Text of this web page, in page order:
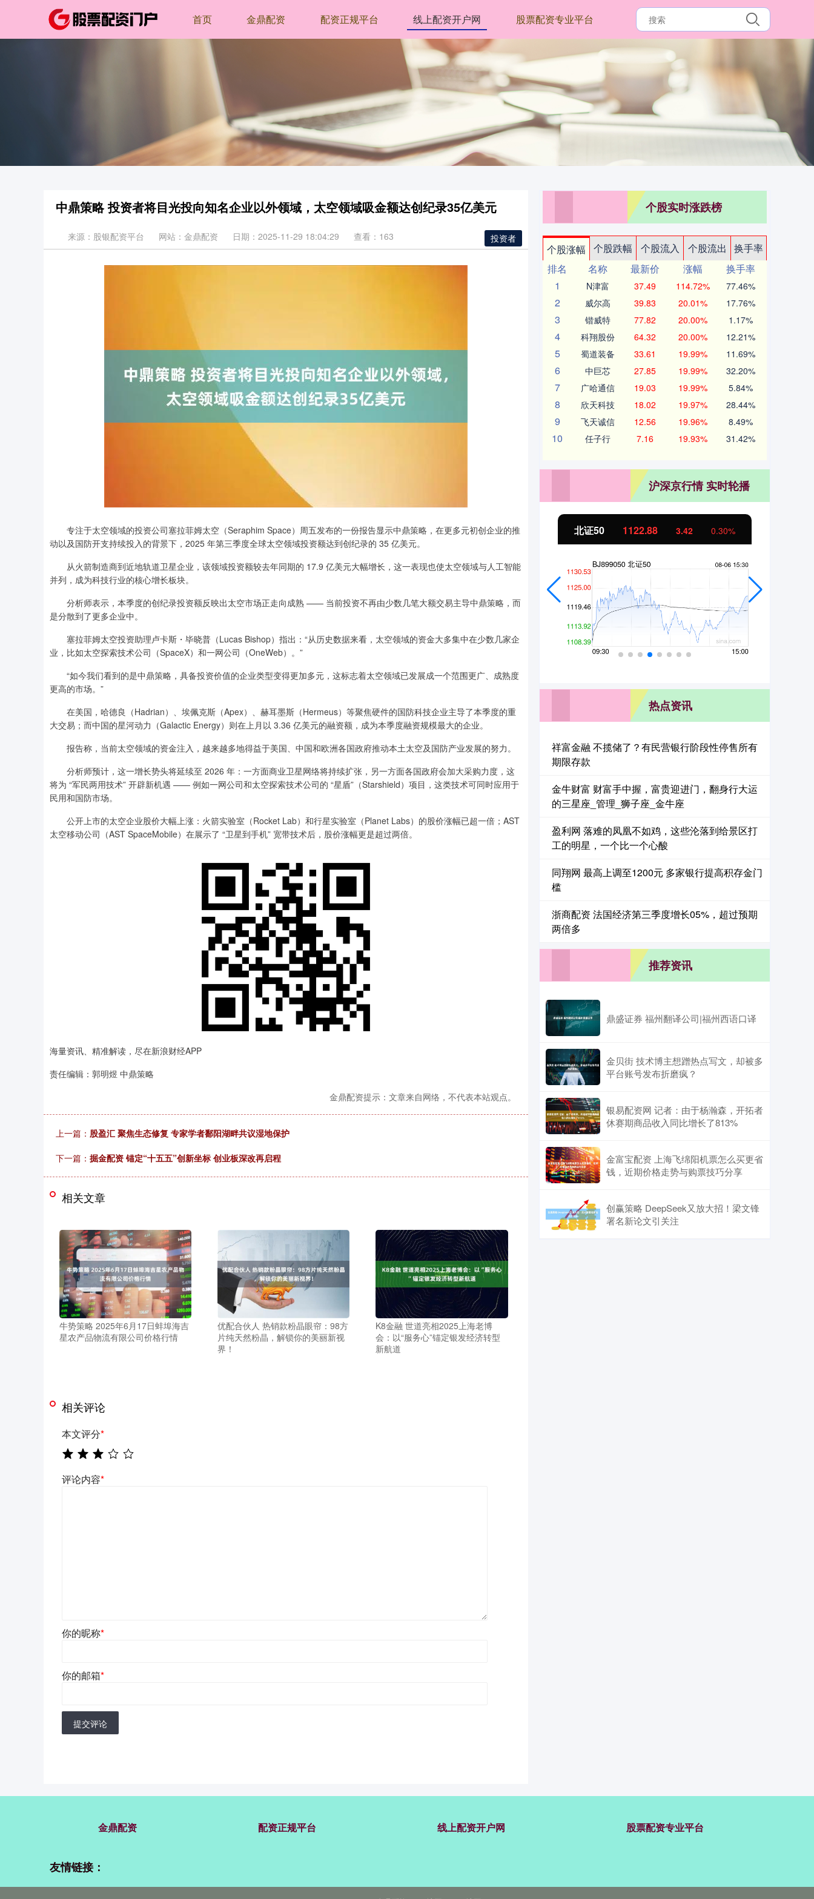
首页 金鼎配资 配资正规平台 线上配资开户网 股票配资专业平台
中鼎策略 投资者将目光投向知名企业以外领域，太空领域吸金额达创纪录35亿美元
投资者
来源：股银配资平台 网站：金鼎配资 日期：2025-11-29 18:04:29 查看：163
专注于太空领域的投资公司塞拉菲姆太空（Seraphim Space）周五发布的一份报告显示中鼎策略，在更多元初创企业的推
动以及国防开支持续投入的背景下，2025 年第三季度全球太空领域投资额达到创纪录的 35 亿美元。
从火箭制造商到近地轨道卫星企业，该领域投资额较去年同期的 17.9 亿美元大幅增长，这一表现也使太空领域与人工智能
并列，成为科技行业的核心增长板块。
分析师表示，本季度的创纪录投资额反映出太空市场正走向成熟 —— 当前投资不再由少数几笔大额交易主导中鼎策略，而
是分散到了更多企业中。
塞拉菲姆太空投资助理卢卡斯・毕晓普（Lucas Bishop）指出：“从历史数据来看，太空领域的资金大多集中在少数几家企
业，比如太空探索技术公司（SpaceX）和一网公司（OneWeb）。”
“如今我们看到的是中鼎策略，具备投资价值的企业类型变得更加多元，这标志着太空领域已发展成一个范围更广、成熟度
更高的市场。”
在美国，哈德良（Hadrian）、埃佩克斯（Apex）、赫耳墨斯（Hermeus）等聚焦硬件的国防科技企业主导了本季度的重
大交易；而中国的星河动力（Galactic Energy）则在上月以 3.36 亿美元的融资额，成为本季度融资规模最大的企业。
报告称，当前太空领域的资金注入，越来越多地得益于美国、中国和欧洲各国政府推动本土太空及国防产业发展的努力。
分析师预计，这一增长势头将延续至 2026 年：一方面商业卫星网络将持续扩张，另一方面各国政府会加大采购力度，这
将为 “军民两用技术” 开辟新机遇 —— 例如一网公司和太空探索技术公司的 “星盾”（Starshield）项目，这类技术可同时应用于
民用和国防市场。
公开上市的太空企业股价大幅上涨：火箭实验室（Rocket Lab）和行星实验室（Planet Labs）的股价涨幅已超一倍；AST
太空移动公司（AST SpaceMobile）在展示了 “卫星到手机” 宽带技术后，股价涨幅更是超过两倍。
海量资讯、精准解读，尽在新浪财经APP
责任编辑：郭明煜 中鼎策略
金鼎配资提示：文章来自网络，不代表本站观点。
上一篇： 股盈汇 聚焦生态修复 专家学者鄱阳湖畔共议湿地保护
下一篇： 掘金配资 锚定“十五五”创新坐标 创业板深改再启程
相关文章
牛势策略 2025年6月17日蚌埠海吉
星农产品物流有限公司价格行情
优配合伙人 热销款粉晶眼帘：98方
片纯天然粉晶，解锁你的美丽新视
界！
K8金融 世道亮相2025上海老博
会：以“服务心”锚定银发经济转型
新航道
相关评论
本文评分*
评论内容*
你的昵称*
你的邮箱*
提交评论
个股实时涨跌榜
个股涨幅 个股跌幅 个股流入 个股流出
换手率
排名
名称 最新价 涨幅
换手率
1
N津富 37.49 114.72% 77.46%
2 威尔高 39.83 20.01% 17.76%
3 锴威特 77.82 20.00% 1.17%
4 科翔股份 64.32 20.00% 12.21%
5 蜀道装备 33.61 19.99% 11.69%
6 中巨芯 27.85 19.99% 32.20%
7 广哈通信 19.03 19.99% 5.84%
8 欣天科技 18.02 19.97% 28.44%
9 飞天诚信 12.56 19.96% 8.49%
10 任子行 7.16 19.93% 31.42%
沪深京行情 实时轮播
深证成指 14110.12 -34.08 -0.24% 沪深300 4651.31 -6.85 -0.15% 北证50 1122.88 3.42 0.30%
热点资讯
祥富金融 不揽储了？有民营银行阶段性停售所有
期限存款
金牛财富 财富手中握，富贵迎进门，翻身行大运
的三星座_管理_狮子座_金牛座
盈利网 落难的凤凰不如鸡，这些沦落到给景区打
工的明星，一个比一个心酸
同翔网 最高上调至1200元 多家银行提高积存金门
槛
浙商配资 法国经济第三季度增长05%，超过预期
两倍多
推荐资讯
鼎盛证券 福州翻译公司|福州西语口译
金贝街 技术博主想蹭热点写文，却被多
平台账号发布折磨疯？
银易配资网 记者：由于杨瀚森，开拓者
休赛期商品收入同比增长了813%
金富宝配资 上海飞绵阳机票怎么买更省
钱，近期价格走势与购票技巧分享
创赢策略 DeepSeek又放大招！梁文锋
署名新论文引关注
金鼎配资 配资正规平台 线上配资开户网 股票配资专业平台
友情链接：